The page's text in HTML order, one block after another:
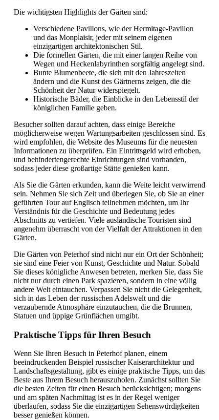
Die wichtigsten Highlights der Gärten sind:
Verschiedene Pavillons, wie der Hermitage-Pavillon
und das Monplaisir, jeder mit seinem eigenen
einzigartigen architektonischen Stil.
Die formellen Gärten, die mit einer langen Reihe von
Wegen und Heckenlabyrinthen sorgfältig angelegt sind.
Bunte Blumenbeete, die sich mit den Jahreszeiten
ändern und die Kunst des Gärtnerns zeigen, die die
Schönheit der Natur widerspiegelt.
Historische Bäder, die Einblicke in den Lebensstil der
königlichen Familie geben.
Besucher sollten darauf achten, dass einige Bereiche
möglicherweise wegen Wartungsarbeiten geschlossen sind. Es
wird empfohlen, die Website des Museums für die neuesten
Informationen zu überprüfen. Ein Eintrittsgeld wird erhoben,
und behindertengerechte Einrichtungen sind vorhanden,
sodass jeder diese großartige Stätte genießen kann.
Als Sie die Gärten erkunden, kann die Weite leicht verwirrend
sein. Nehmen Sie sich Zeit und überlegen Sie, ob Sie an einer
geführten Tour auf Englisch teilnehmen möchten, um Ihr
Verständnis für die Geschichte und Bedeutung jedes
Abschnitts zu vertiefen. Viele ausländische Touristen sind
angenehm überrascht von der Vielfalt der Attraktionen in den
Gärten.
Die Gärten von Peterhof sind nicht nur ein Ort der Schönheit;
sie sind eine Feier von Kunst, Geschichte und Natur. Sobald
Sie dieses königliche Anwesen betreten, merken Sie, dass Sie
nicht nur durch einen Park spazieren, sondern in eine völlig
andere Welt eintauchen. Verpassen Sie nicht die Gelegenheit,
sich in das Leben der russischen Adelswelt und die
verzaubernde Atmosphäre einzutauchen, die die Brunnen,
Statuen und üppige Grünflächen umgibt.
Praktische Tipps für Ihren Besuch
Wenn Sie Ihren Besuch in Peterhof planen, einem
beeindruckenden Beispiel russischer Kaiserarchitektur und
Landschaftsgestaltung, gibt es einige praktische Tipps, um das
Beste aus Ihrem Besuch herauszuholen. Zunächst sollten Sie
die besten Zeiten für einen Besuch berücksichtigen; morgens
und am späten Nachmittag ist es in der Regel weniger
überlaufen, sodass Sie die einzigartigen Sehenswürdigkeiten
besser genießen können.